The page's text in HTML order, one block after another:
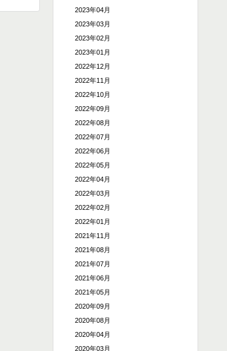
2023年04月
2023年03月
2023年02月
2023年01月
2022年12月
2022年11月
2022年10月
2022年09月
2022年08月
2022年07月
2022年06月
2022年05月
2022年04月
2022年03月
2022年02月
2022年01月
2021年11月
2021年08月
2021年07月
2021年06月
2021年05月
2020年09月
2020年08月
2020年04月
2020年03月